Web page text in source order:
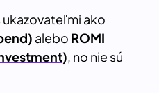
ukazovateľmi ako
alebo ROMI
, no nie sú